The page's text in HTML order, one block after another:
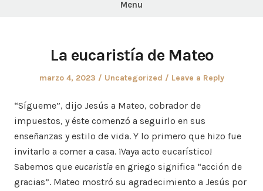
Menu
La eucaristía de Mateo
Posted
marzo 4, 2023
Posted
Uncategorized Leave a Reply
“Sígueme”, dijo Jesús a Mateo, cobrador de
impuestos, y éste comenzó a seguirlo en sus
enseñanzas y estilo de vida. Y lo primero que hizo fue
invitarlo a comer a casa. ¡Vaya acto eucarístico!
Sabemos que eucaristía en griego significa “acción de
gracias”. Mateo mostró su agradecimiento a Jesús por